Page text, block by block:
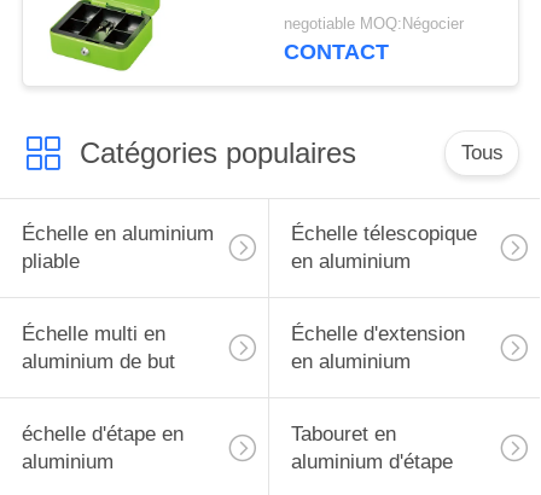
stockage d'argent de
pièce de monnaie avec
negotiable MOQ:Négocier
CONTACT
Catégories populaires Tous
Échelle en aluminium
pliable
Échelle télescopique
en aluminium
Échelle multi en
aluminium de but
Échelle d'extension
en aluminium
échelle d'étape en
aluminium
Tabouret en
aluminium d'étape